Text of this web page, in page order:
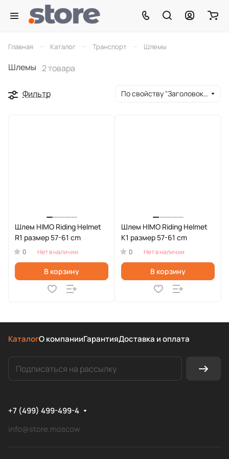
Главная Каталог Транспорт Шлемы
Шлемы 2 товара
Фильтр По свойству "Заголовок окна браузера" (убывание)
Шлем HIMO Riding Helmet
R1 размер 57-61 cm
0 Нет в наличии
В корзину
Шлем HIMO Riding Helmet
K1 размер 57-61 cm
0 Нет в наличии
В корзину
КаталогО компанииГарантияДоставка и оплата
+7 (499) 499-499-4
info@store.moscow